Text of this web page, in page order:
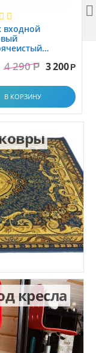
вxодной
м
4 290 Р 3 200 Р
В КОРЗИНУ

кресла